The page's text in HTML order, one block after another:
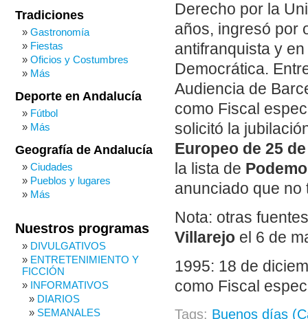
Derecho por la
años, ingresó por
antifranquista y
Democrática.
Audiencia de
como Fiscal
solicitó la
Europeo de 25
la lista de
anunciado que
Nota: otras
Villarejo el 6 de
1995: 18 de
como Fiscal
Tags: Buenos días
Tradiciones
Gastronomía
Fiestas
Oficios y Costumbres
Más
Deporte en Andalucía
Fútbol
Más
Geografía de Andalucía
Ciudades
Pueblos y lugares
Más
Nuestros programas
DIVULGATIVOS
ENTRETENIMIENTO Y
FICCIÓN
INFORMATIVOS
DIARIOS
SEMANALES